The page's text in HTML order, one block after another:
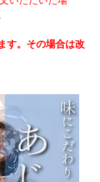
す。その場合は改